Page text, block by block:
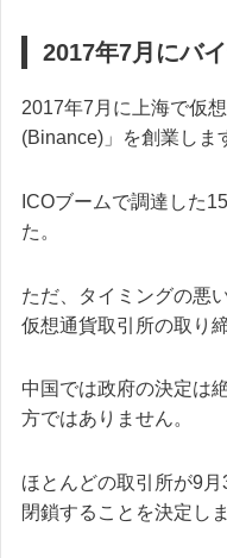
2017年7月にバ
2017年7月に上海で仮
(Binance)」を創業しま
ICOブームで調達した
た。
ただ、タイミングの悪
仮想通貨取引所の取り
中国では政府の決定は
方ではありません。
ほとんどの取引所が9
閉鎖することを決定しま